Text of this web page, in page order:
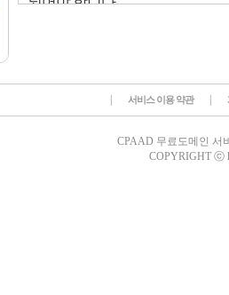
서비스 이용 약관
CPAAD 무료도메인 서
COPYRIGHT ⓒ